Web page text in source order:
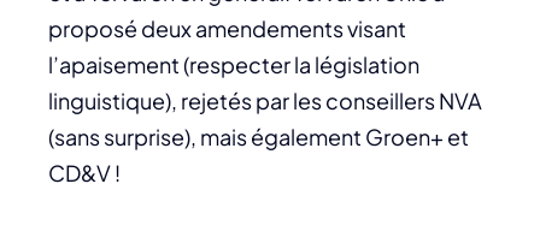
proposé deux amendements visant
l’apaisement (respecter la législation
linguistique), rejetés par les conseillers NVA
(sans surprise), mais également Groen+ et
CD&V !